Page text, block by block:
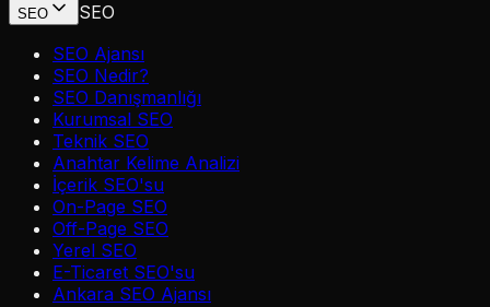
SEO
SEO
SEO Ajansı
SEO Nedir?
SEO Danışmanlığı
Kurumsal SEO
Teknik SEO
Anahtar Kelime Analizi
İçerik SEO'su
On-Page SEO
Off-Page SEO
Yerel SEO
E-Ticaret SEO'su
Ankara SEO Ajansı